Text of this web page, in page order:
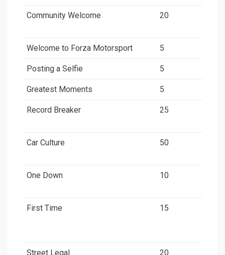
Community Welcome 20
Welcome to Forza Motorsport 5
Posting a Selfie 5
Greatest Moments 5
Record Breaker 25
Car Culture 50
One Down 10
First Time 15
Street Legal 20